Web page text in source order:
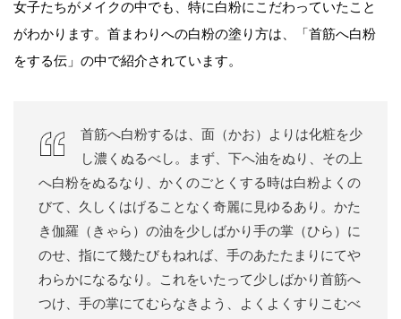
女子たちがメイクの中でも、特に白粉にこだわっていたこと
がわかります。首まわりへの白粉の塗り方は、「首筋へ白粉
をする伝」の中で紹介されています。
首筋へ白粉するは、面（かお）よりは化粧を少
し濃くぬるべし。まず、下へ油をぬり、その上
へ白粉をぬるなり、かくのごとくする時は白粉よくの
びて、久しくはげることなく奇麗に見ゆるあり。かた
き伽羅（きゃら）の油を少しばかり手の掌（ひら）に
のせ、指にて幾たびもねれば、手のあたたまりにてや
わらかになるなり。これをいたって少しばかり首筋へ
つけ、手の掌にてむらなきよう、よくよくすりこむべ